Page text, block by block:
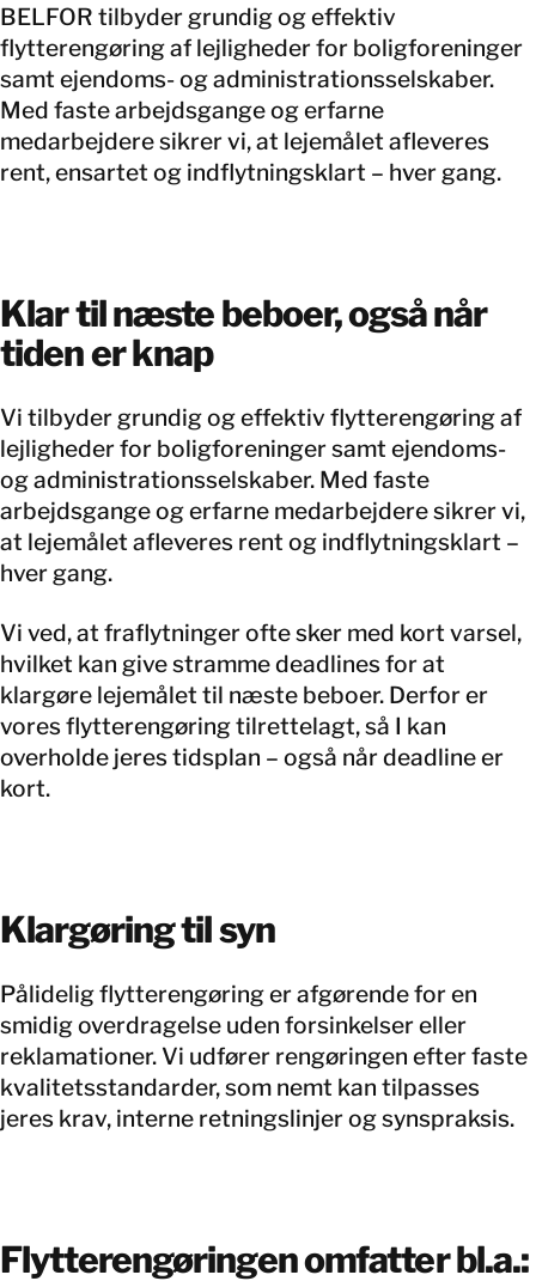
BELFOR tilbyder grundig og effektiv
flytterengøring af lejligheder for boligforeninger
samt ejendoms- og administrationsselskaber.
Med faste arbejdsgange og erfarne
medarbejdere sikrer vi, at lejemålet afleveres
rent, ensartet og indflytningsklart – hver gang.
Klar til næste beboer, også når
tiden er knap
Vi tilbyder grundig og effektiv flytterengøring af
lejligheder for boligforeninger samt ejendoms-
og administrationsselskaber. Med faste
arbejdsgange og erfarne medarbejdere sikrer vi,
at lejemålet afleveres rent og indflytningsklart –
hver gang.
Vi ved, at fraflytninger ofte sker med kort varsel,
hvilket kan give stramme deadlines for at
klargøre lejemålet til næste beboer. Derfor er
vores flytterengøring tilrettelagt, så I kan
overholde jeres tidsplan – også når deadline er
kort.
Klargøring til syn
Pålidelig flytterengøring er afgørende for en
smidig overdragelse uden forsinkelser eller
reklamationer. Vi udfører rengøringen efter faste
kvalitetsstandarder, som nemt kan tilpasses
jeres krav, interne retningslinjer og synspraksis.
Flytterengøringen omfatter bl.a.: